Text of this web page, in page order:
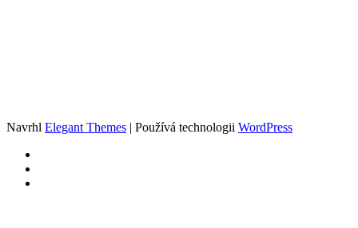
Navrhl Elegant Themes | Používá technologii WordPress